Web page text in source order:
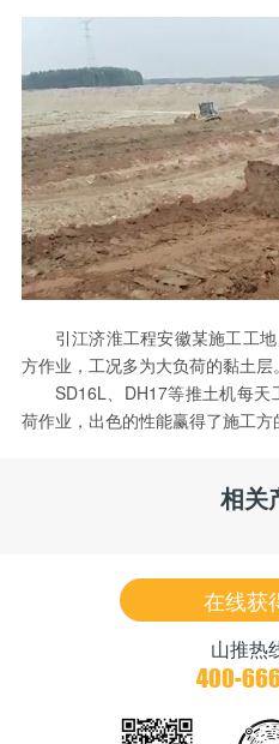
引江济淮工程安徽某施工工
方作业，工况多为大负荷的黏土层。
SD16L、DH17等推土机每
荷作业，出色的性能赢得了施工方
相关
在线获
山推热
400-